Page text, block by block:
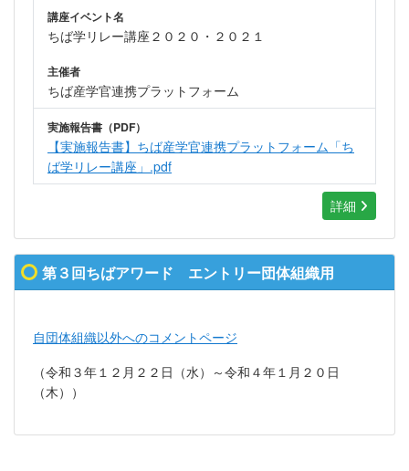
講座イベント名
ちば学リレー講座２０２０・２０２１
主催者
ちば産学官連携プラットフォーム
実施報告書（PDF）
【実施報告書】ちば産学官連携プラットフォーム「ち
ば学リレー講座」.pdf
詳細
第３回ちばアワード エントリー団体組織用
自団体組織以外へのコメントページ
（令和３年１２月２２日（水）～令和４年１月２０日
（木））